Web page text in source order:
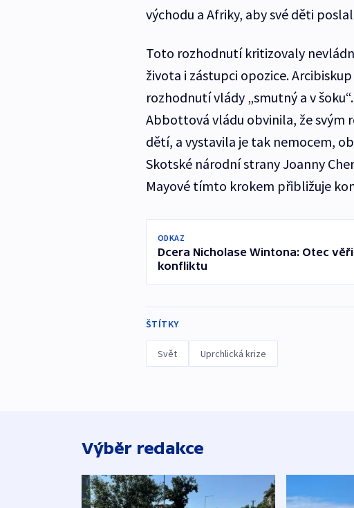
východu a Afriky, aby své děti
Toto rozhodnutí kritizovaly
života i zástupci opozice.
rozhodnutí vlády „smutný a v
Abbottová vládu obvinila, že svým
dětí, a vystavila je tak nemocem,
Skotské národní strany Joanny
Mayové tímto krokem přibližuje
ODKAZ
Dcera Nicholase Wintona: Otec
konfliktu
ŠTÍTKY
Svět Uprchlická krize
Výběr redakce